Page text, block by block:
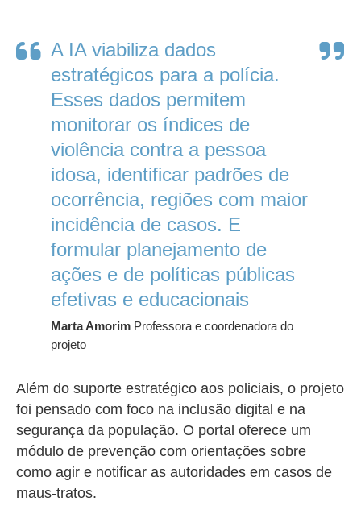
A IA viabiliza dados
estratégicos para a polícia.
Esses dados permitem
monitorar os índices de
violência contra a pessoa
idosa, identificar padrões de
ocorrência, regiões com maior
incidência de casos. E
formular planejamento de
ações e de políticas públicas
efetivas e educacionais
Marta Amorim Professora e coordenadora do
projeto
Além do suporte estratégico aos policiais, o projeto
foi pensado com foco na inclusão digital e na
segurança da população. O portal oferece um
módulo de prevenção com orientações sobre
como agir e notificar as autoridades em casos de
maus-tratos.